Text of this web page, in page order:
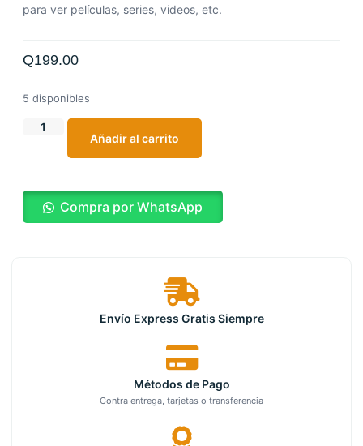
para ver películas, series, videos, etc.
Q199.00
5 disponibles
Añadir al carrito
Compra por WhatsApp
Envío Express Gratis Siempre
Métodos de Pago
Contra entrega, tarjetas o transferencia